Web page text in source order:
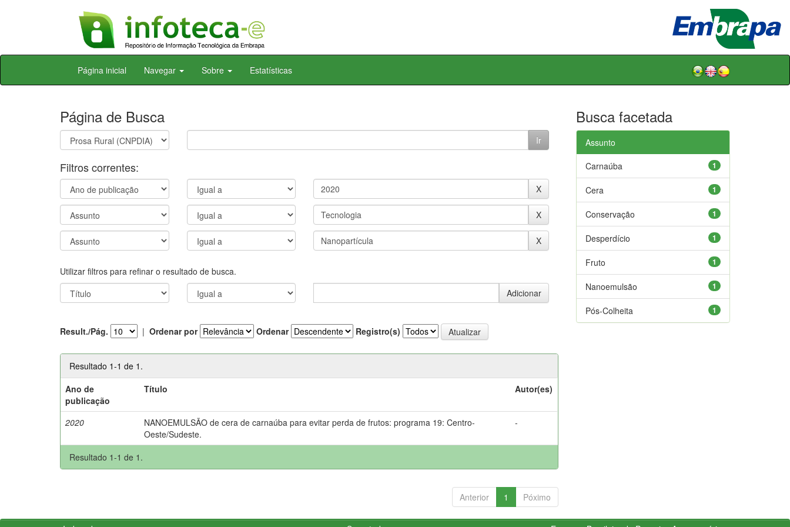
Skip
Página inicial Navegar Sobre Estatísticas
Página de Busca
Filtros correntes:
Utilizar filtros para refinar o resultado de busca.
Result./Pág. | Ordenar por Ordenar Registro(s)
Resultado 1-1 de 1.
Ano de
publicação
Título Autor(es)
2020
NANOEMULSÃO de cera de carnaúba para evitar perda de frutos: programa 19: Centro-
Oeste/Sudeste.
-
Resultado 1-1 de 1.
Anterior 1 Póximo
Busca facetada
Assunto
1
Carnaúba
1
Cera
1
Conservação
1
Desperdício
1
Fruto
1
Nanoemulsão
1
Pós-Colheita